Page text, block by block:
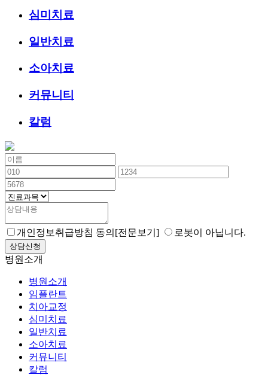
심미치료
일반치료
소아치료
커뮤니티
칼럼
개인정보취급방침 동의 [전문보기] 로봇이 아닙니다.
상담신청
병원소개
병원소개
임플란트
치아교정
심미치료
일반치료
소아치료
커뮤니티
칼럼